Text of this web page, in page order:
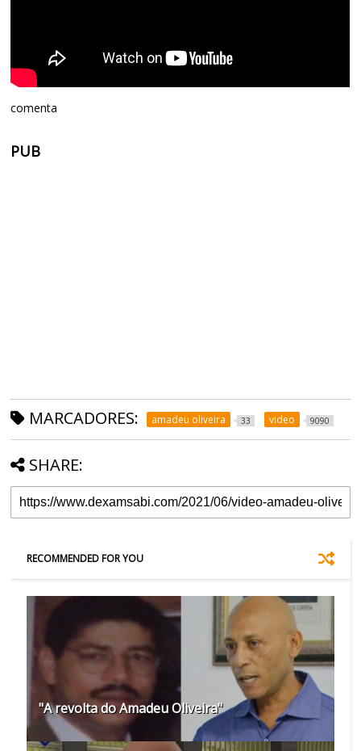
comenta
PUB
MARCADORES: amadeu oliveira 33 video 9090
SHARE:
RECOMMENDED FOR YOU
"A revolta do Amadeu Oliveira"